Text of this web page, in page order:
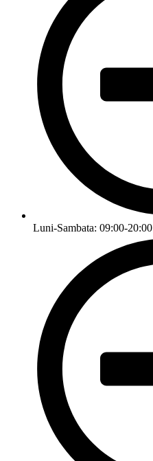
Luni-Sambata: 09:00-20:00